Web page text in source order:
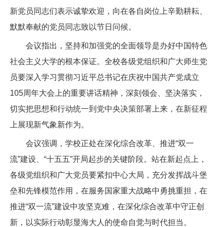
新党员同志们表示诚挚欢迎，向在各自岗位上辛勤耕耘、
默默奉献的党员同志致以节日问候。
会议指出，坚持和加强党的全面领导是办好中国特色
社会主义大学的根本保证。全校各级党组织和广大师生党
员要深入学习贯彻习近平总书记在庆祝中国共产党成立
105周年大会上的重要讲话精神，深刻领会、坚决落实，
切实把思想和行动统一到党中央决策部署上来，在新征程
上展现新气象新作为。
会议强调，学校正处在深化综合改革、推进“双一
流”建设、“十五五”开局起步的关键阶段。站在新起点上，
各级党组织和广大党员要紧扣中心大局，充分发挥战斗堡
垒和先锋模范作用，在服务国家重大战略中勇挑重担，在
推进“双一流”建设中攻坚克难，在深化综合改革中守正创
新，以实际行动彰显海大人的使命自觉与时代担当。